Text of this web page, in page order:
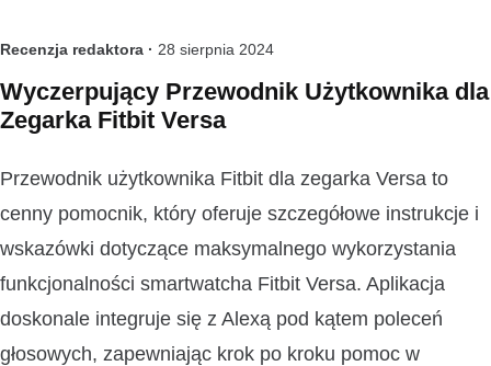
Recenzja redaktora · 28 sierpnia 2024
Wyczerpujący Przewodnik Użytkownika dla
Zegarka Fitbit Versa
Przewodnik użytkownika Fitbit dla zegarka Versa to
cenny pomocnik, który oferuje szczegółowe instrukcje i
wskazówki dotyczące maksymalnego wykorzystania
funkcjonalności smartwatcha Fitbit Versa. Aplikacja
doskonale integruje się z Alexą pod kątem poleceń
głosowych, zapewniając krok po kroku pomoc w